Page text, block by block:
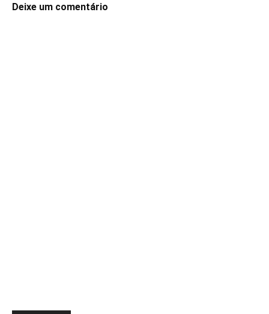
Deixe um comentário